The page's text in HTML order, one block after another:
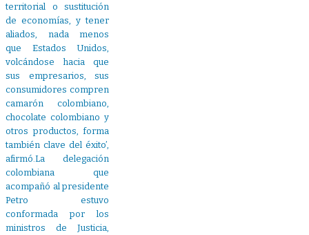
territorial o sustitución
de economías, y tener
aliados, nada menos
que Estados Unidos,
volcándose hacia que
sus empresarios, sus
consumidores compren
camarón colombiano,
chocolate colombiano y
otros productos, forma
también clave del éxito’,
afirmó.La delegación
colombiana que
acompañó al presidente
Petro estuvo
conformada por los
ministros de Justicia,